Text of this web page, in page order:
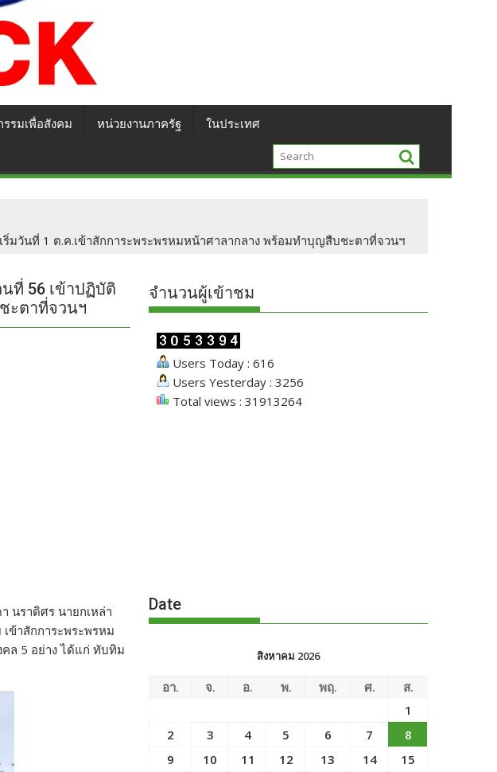
รรมเพื่อสังคม หน่วยงานภาครัฐ ในประเทศ
มวันที่ 1 ต.ค.เข้าสักการะพระพรหมหน้าศาลากลาง พร้อมทำบุญสืบชะตาที่จวนฯ
ที่ 56 เข้าปฏิบัติ
ะตาที่จวนฯ
นราดิศร นายกเหล่า
เข้าสักการะพระพรหม
คล 5 อย่าง ได้แก่ ทับทิม
จำนวนผู้เข้าชม
Users Today : 616
Users Yesterday : 3256
Total views : 31913264
Date
สิงหาคม 2026
อา. จ. อ. พ. พฤ. ศ.
ส.
1
2
3 4 5 6 7
8
9
10 11 12 13 14
15